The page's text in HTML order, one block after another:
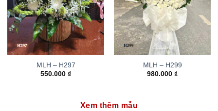
MLH – H297
550.000 ₫
MLH – H299
980.000 ₫
Xem thêm mẫu